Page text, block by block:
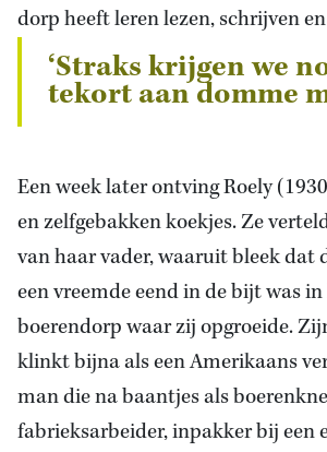
dorp heeft leren lezen, schrijven en
‘Straks krijgen we
tekort aan domme
Een week later ontving Roely
en zelfgebakken koekjes. Ze
van haar vader, waaruit bleek dat
een vreemde eend in de bijt was
boerendorp waar zij opgroeide.
klinkt bijna als een Amerikaans
man die na baantjes als
fabrieksarbeider, inpakker bij een